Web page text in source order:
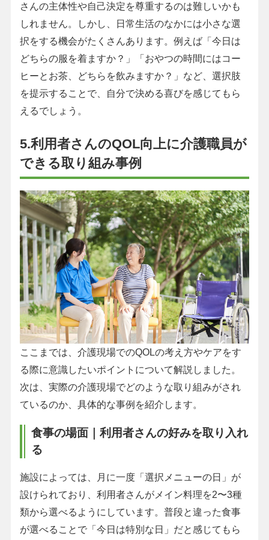
さんの主体性や自己決定を尊重するのは難しいかも
しれません。しかし、日常生活のなかには小さな選
択をする機会がたくさんあります。例えば「今日は
どちらの服を着ますか？」「おやつの時間にはコー
ヒーとお茶、どちらを飲みますか？」など、選択肢
を提示することで、自分で決める喜びを感じてもら
えるでしょう。
5.利用者さんのQOL向上に介護職員が
できる取り組み事例
ここまでは、介護現場でのQOLの考え方やケアをす
る際に意識したいポイントについて解説しました。
次は、実際の介護現場でどのような取り組みがされ
ているのか、具体的な事例を紹介します。
食事の場面｜利用者さんの好みを取り入れ
る
施設によっては、月に一度「選択メニューの日」が
設けられており、利用者さんがメイン料理を2〜3種
類から選べるようにしています。普段と違った食事
が選べることで「今日は特別な日」だと感じてもら